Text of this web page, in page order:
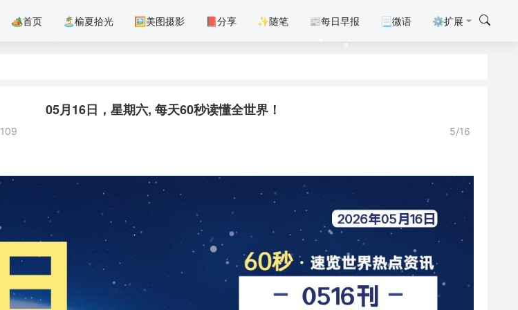
🏕首页 🏝️榆夏拾光 🖼美图摄影 📕分享 ✨随笔 📰每日早报 📃微语 ⚙扩展
05月16日，星期六, 每天60秒读懂全世界！
109 5/16